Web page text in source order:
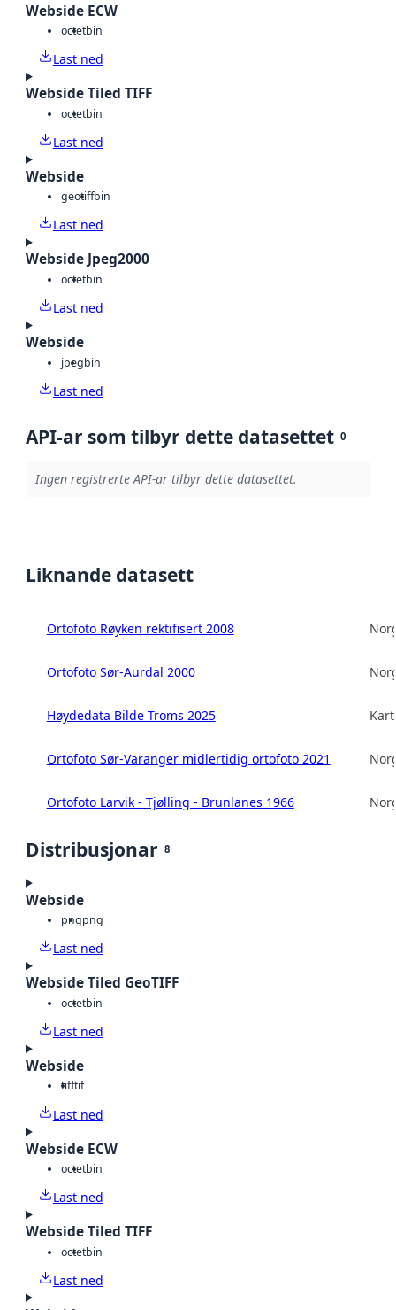
Webside ECW
octetbin
Last ned
Webside Tiled TIFF
octetbin
Last ned
Webside
geotiffbin
Last ned
Webside Jpeg2000
octetbin
Last ned
Webside
jpegbin
Last ned
API-ar som tilbyr dette datasettet 0
Ingen registrerte API-ar tilbyr dette datasettet.
Liknande datasett
Ortofoto Røyken rektifisert 2008
Ortofoto Sør-Aurdal 2000
Høydedata Bilde Troms 2025
Ortofoto Sør-Varanger midlertidig ortofoto 2021
Ortofoto Larvik - Tjølling - Brunlanes 1966
Distribusjonar 8
Webside
pngpng
Last ned
Webside Tiled GeoTIFF
octetbin
Last ned
Webside
tifftif
Last ned
Webside ECW
octetbin
Last ned
Webside Tiled TIFF
octetbin
Last ned